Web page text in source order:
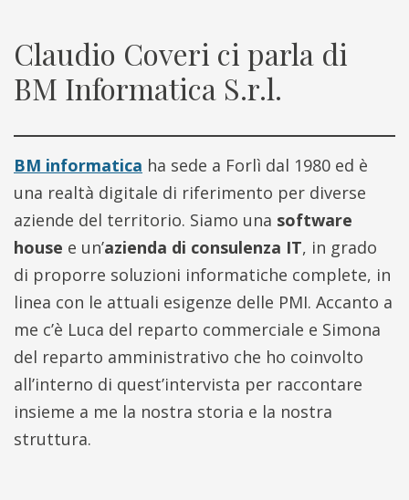
Claudio Coveri ci parla di
BM Informatica S.r.l.
BM informatica ha sede a Forlì dal 1980 ed è
una realtà digitale di riferimento per diverse
aziende del territorio. Siamo una software
house e un’azienda di consulenza IT, in grado
di proporre soluzioni informatiche complete, in
linea con le attuali esigenze delle PMI. Accanto a
me c’è Luca del reparto commerciale e Simona
del reparto amministrativo che ho coinvolto
all’interno di quest’intervista per raccontare
insieme a me la nostra storia e la nostra
struttura.